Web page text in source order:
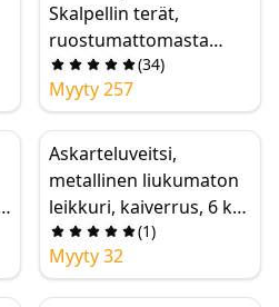
Skalpellin terät,
ruostumattomasta
teräksestä valmistetut
askartelu-/puunveistote
rät
(34)
Myyty 257
Askarteluveitsi,
metallinen liukumaton
leikkuri, kaiverrus, 6 kpl
terää, matkapuhelimen,
kannettavan
tietokoneen piirilevyn
(1)
Myyty 32